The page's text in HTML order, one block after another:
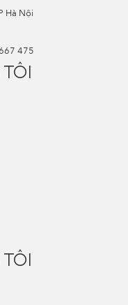
Hà Nội
475
TÔI
TÔI